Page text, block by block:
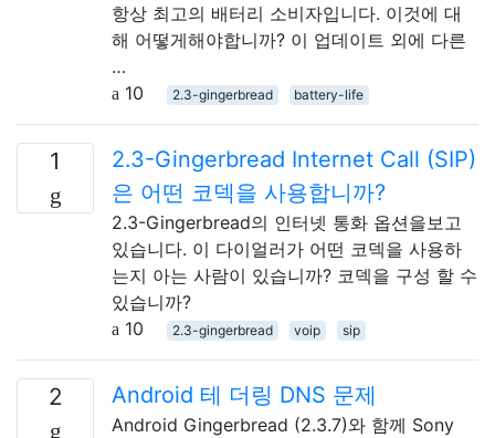
항상 최고의 배터리 소비자입니다. 이것에 대
해 어떻게해야합니까? 이 업데이트 외에 다른
…
10
2.3-gingerbread battery-life
1
2.3-Gingerbread Internet Call (SIP)
은 어떤 코덱을 사용합니까?
2.3-Gingerbread의 인터넷 통화 옵션을보고
있습니다. 이 다이얼러가 어떤 코덱을 사용하
는지 아는 사람이 있습니까? 코덱을 구성 할 수
있습니까?
10
2.3-gingerbread voip sip
2 Android 테 더링 DNS 문제
Android Gingerbread (2.3.7)와 함께 Sony